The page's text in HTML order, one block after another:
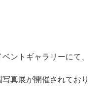
ントギャラリーにて、
真展が開催されており